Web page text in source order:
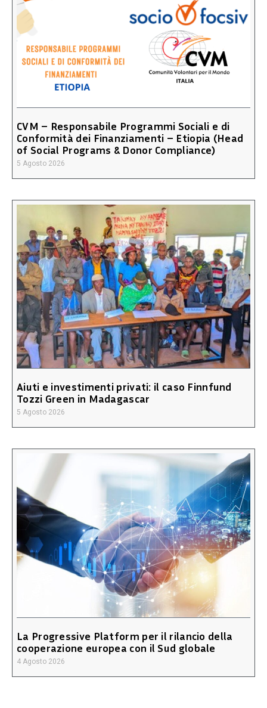
CVM – Responsabile Programmi Sociali e di
Conformità dei Finanziamenti – Etiopia (Head
of Social Programs & Donor Compliance)
5 Agosto 2026
Aiuti e investimenti privati: il caso Finnfund
Tozzi Green in Madagascar
5 Agosto 2026
La Progressive Platform per il rilancio della
cooperazione europea con il Sud globale
4 Agosto 2026